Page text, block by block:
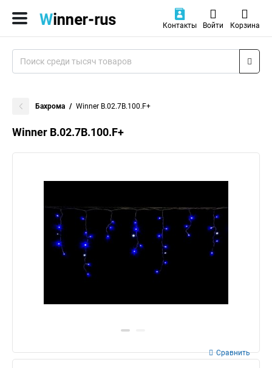
Контакты Войти Корзина
Бахрома Winner B.02.7В.100.F+
Winner B.02.7В.100.F+
Сравнить